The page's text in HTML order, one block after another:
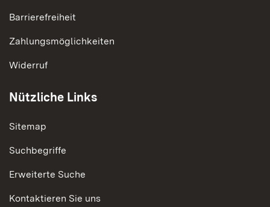
Barrierefreiheit
Zahlungsmöglichkeiten
Widerruf
Nützliche Links
Sitemap
Suchbegriffe
Erweiterte Suche
Kontaktieren Sie uns